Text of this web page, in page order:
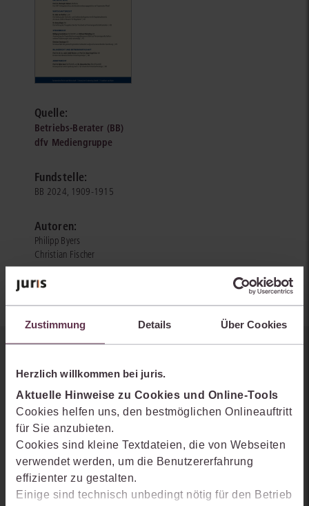
Zustimmung Details Über Cookies
Herzlich willkommen bei juris.
Aktuelle Hinweise zu Cookies und Online-Tools
Cookies helfen uns, den bestmöglichen Onlineauftritt
für Sie anzubieten.
Cookies sind kleine Textdateien, die von Webseiten
verwendet werden, um die Benutzererfahrung
effizienter zu gestalten.
Einige sind technisch unbedingt nötig für den Betrieb
Quelle:
Betriebs-Berater (BB)
dfv Mediengruppe
Fundstelle:
BB 2024, 1909-1915
Autoren:
Philipp Byers
Christian Fischer
Erhalten Sie einen Einblick, wie juris das Rechts- und
Praxiswissensmanagement der Zukunft gestaltet, welche
Möglichkeiten Ihnen das juris Portal bietet und wie mit juris Ihre
Arbeitsprozesse einfacher und effizienter werden.